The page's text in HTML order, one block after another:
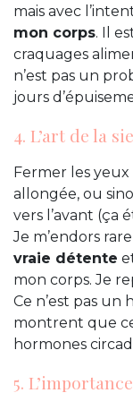
mais avec
mon corps. Il
craquages
n’est pas un
jours
4. L’art de la
Fermer les yeux
allongée, ou
vers l’avant (ça
Je m’endors
vraie détente
mon corps. Je
Ce n’est pas un
montrent que
hormones
5.